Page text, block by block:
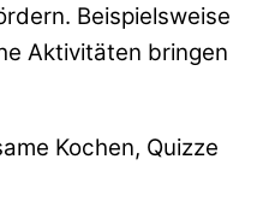
Beispielsweise
Aktivitäten bringen
Kochen, Quizze